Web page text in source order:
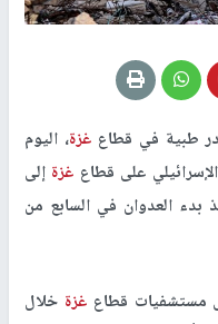
طبية في قطاع غزة، اليوم
على قطاع غزة إلى
مصابا، منذ بدء العدوان في السابع من
مستشفيات قطاع غزة خلال